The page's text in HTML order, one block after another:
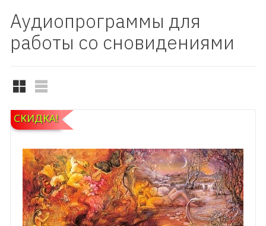
Аудиопрограммы для
работы со сновидениями
СКИДКА!